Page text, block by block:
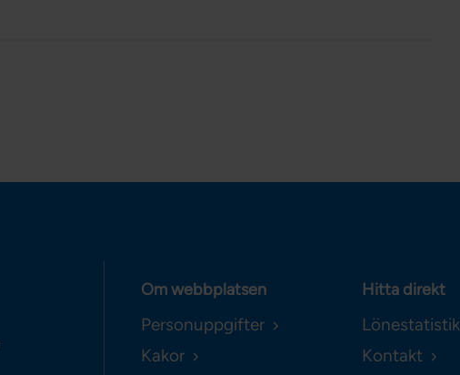
Om webbplatsen
Personuppgifter
Kakor
Hitta direkt
Lönestatistik
Kontakt